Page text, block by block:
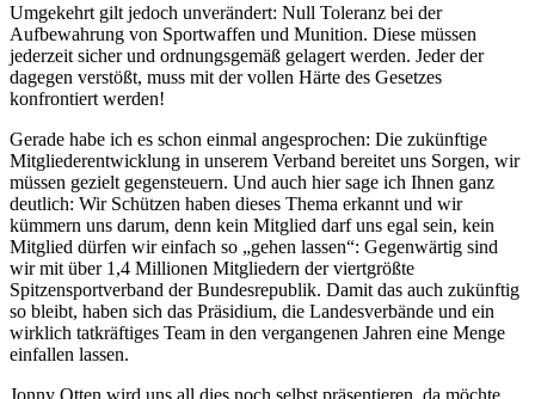
Umgekehrt gilt jedoch unverändert: Null Toleranz bei der
Aufbewahrung von Sportwaffen und Munition. Diese müssen
jederzeit sicher und ordnungsgemäß gelagert werden. Jeder der
dagegen verstößt, muss mit der vollen Härte des Gesetzes
konfrontiert werden!
Gerade habe ich es schon einmal angesprochen: Die zukünftige
Mitgliederentwicklung in unserem Verband bereitet uns Sorgen, wir
müssen gezielt gegensteuern. Und auch hier sage ich Ihnen ganz
deutlich: Wir Schützen haben dieses Thema erkannt und wir
kümmern uns darum, denn kein Mitglied darf uns egal sein, kein
Mitglied dürfen wir einfach so „gehen lassen“: Gegenwärtig sind
wir mit über 1,4 Millionen Mitgliedern der viertgrößte
Spitzensportverband der Bundesrepublik. Damit das auch zukünftig
so bleibt, haben sich das Präsidium, die Landesverbände und ein
wirklich tatkräftiges Team in den vergangenen Jahren eine Menge
einfallen lassen.
Jonny Otten wird uns all dies noch selbst präsentieren, da möchte